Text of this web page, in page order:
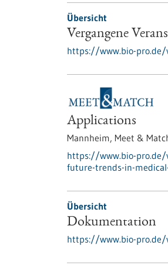
Übersicht
Vergangene
https://www.bio-
Applications
Mannheim, Meet &
https://www.bio-
future-trends-in-
Übersicht
Dokumentation
https://www.bio-